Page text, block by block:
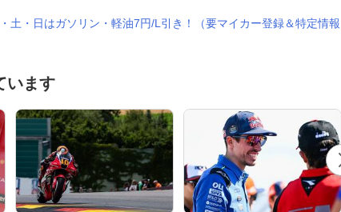
土・日はガソリン・軽油7円/L引き！（要マイカー登録＆特定情報
います